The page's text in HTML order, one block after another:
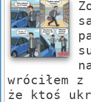
wróciłem z
że ktoś